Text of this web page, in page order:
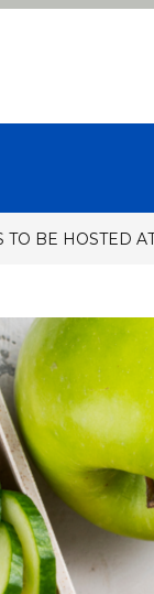
TO BE HOSTED